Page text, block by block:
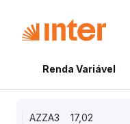
Renda Variável
AZZA3 17,02